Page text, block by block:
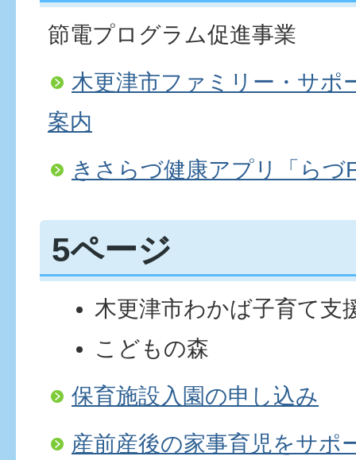
節電プログラム促進事業
木更津市ファミリー・サポ
案内
きさらづ健康アプリ「らづ
5ページ
木更津市わかば子育て支
こどもの森
保育施設入園の申し込み
産前産後の家事育児をサポ